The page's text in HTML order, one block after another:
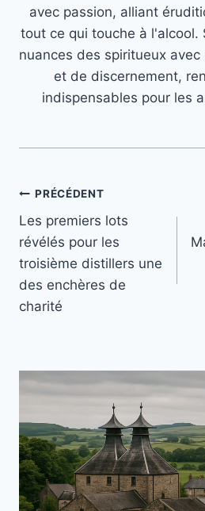
avec passion, alliant
tout ce qui touche à l'alcool.
nuances des spiritueux
et de discernement,
indispensables pour les
Navigation
de
l’article
PRÉCÉDENT
Les premiers lots
révélés pour les
troisième distillers une
des enchères de
charité